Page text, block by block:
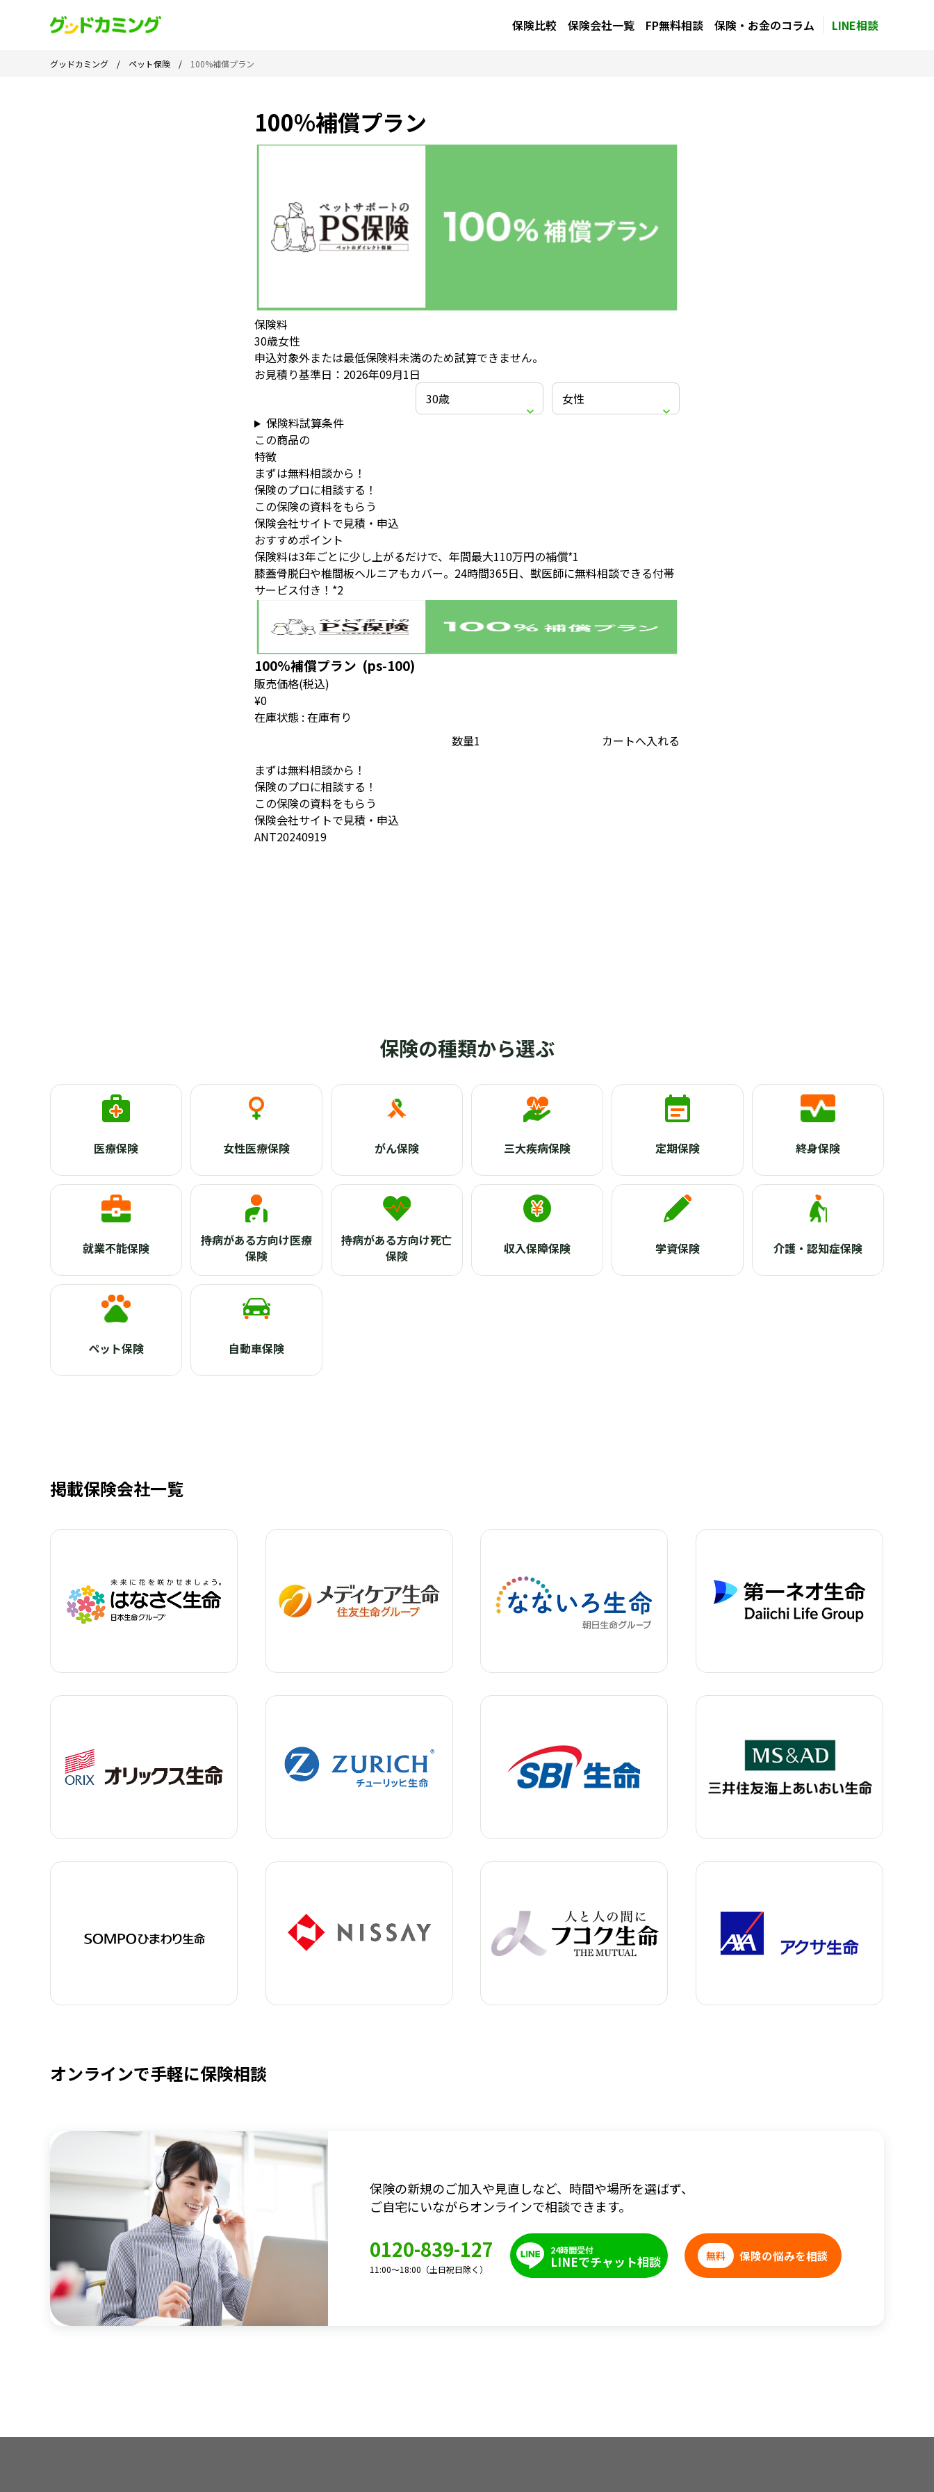
保険比較 保険会社一覧 FP無料相談 保険・お金のコラム LINE相談
グッドカミング / ペット保険 / 100%補償プラン
100%補償プラン
保険料
30歳女性
申込対象外または最低保険料未満のため試算できません。
お見積り基準日：2026年09月1日
保険料試算条件
この商品の
特徴
まずは無料相談から！
保険のプロに相談する！
保険会社サイトで見積・申込
おすすめポイント
保険料は3年ごとに少し上がるだけで、年間最大110万円の補償*1
膝蓋骨脱臼や椎間板ヘルニアもカバー。24時間365日、獣医師に無料相談できる付帯
サービス付き！*2
100%補償プラン (ps-100)
販売価格(税込)
¥0
在庫状態 : 在庫有り
数量
まずは無料相談から！
保険のプロに相談する！
保険会社サイトで見積・申込
ANT20240919
保険の種類から選ぶ
医療保険 女性医療保険 がん保険 三大疾病保険 定期保険 終身保険
就業不能保険
持病がある方向け医療
保険
持病がある方向け死亡
保険
収入保障保険 学資保険 介護・認知症保険
ペット保険 自動車保険
掲載保険会社一覧
オンラインで手軽に保険相談
保険の新規のご加入や見直しなど、時間や場所を選ばず、
ご自宅にいながらオンラインで相談できます。
0120-839-127
11:00～18:00（土日祝日除く）
24時間受付
LINEでチャット相談 無料 保険の悩みを相談